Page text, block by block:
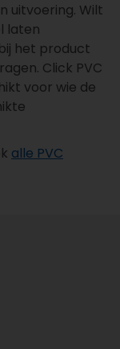
uitvoering. Wilt
laten
het product
Click PVC
voor wie de
alle PVC